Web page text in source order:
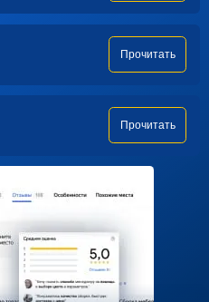
Прочитать
Прочитать